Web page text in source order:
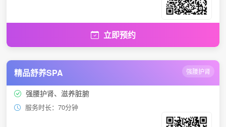
立即预约
精品舒养SPA 强腰护肾
强腰护肾、滋养脏腑
服务时长：70分钟